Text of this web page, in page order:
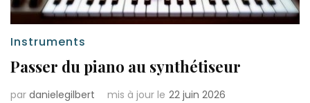
Instruments
Passer du piano au synthétiseur
par danielegilbert mis à jour le 22 juin 2026